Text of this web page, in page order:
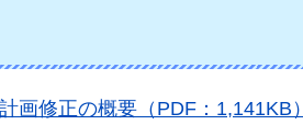
画修正の概要（PDF：1,141KB）